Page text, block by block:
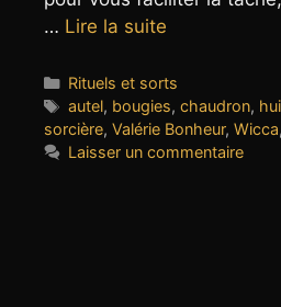
… Lire la suite
Catégories
Rituels et sorts
Étiquettes
autel, bougies, chaudron,
sorcière, Valérie Bonheur, Wicca,
Laisser un commentaire